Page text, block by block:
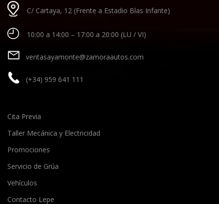
C/ Cartaya, 12 (Frente a Estadio Blas Infante)
10:00 a 14:00 – 17:00 a 20:00 (LU / VI)
ventasayamonte@zamoraautos.com
(+34) 959 641 111
Cita Previa
Taller Mecánica y Electricidad
Promociones
Servicio de Grúa
Vehículos
Contacto Lepe